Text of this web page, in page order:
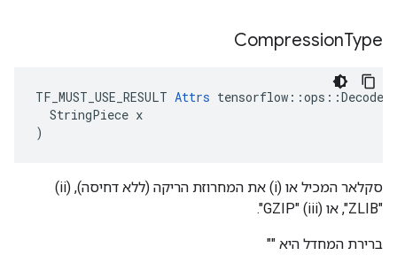
CompressionType
TF_MUST_USE_RESULT Attrs
  StringPiece x
)
סקלאר המכיל או (i) את המחרוזת הריקה (ללא דחיסה), (ii)
"ZLIB", או (iii) "GZIP".
ברירת המחדל היא ""